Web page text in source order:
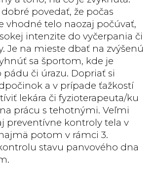
povedať, že počas
vhodné telo naozaj počúvať,
intenzite do vyčerpania či
Je na mieste dbať na zvýšenú
sa športom, kde je
pádu či úrazu. Dopriať si
a v prípade ťažkostí
lekára či fyzioterapeuta/ku
prácu s tehotnými. Veľmi
preventívne kontroly tela v
potom v rámci 3.
stavu panvového dna